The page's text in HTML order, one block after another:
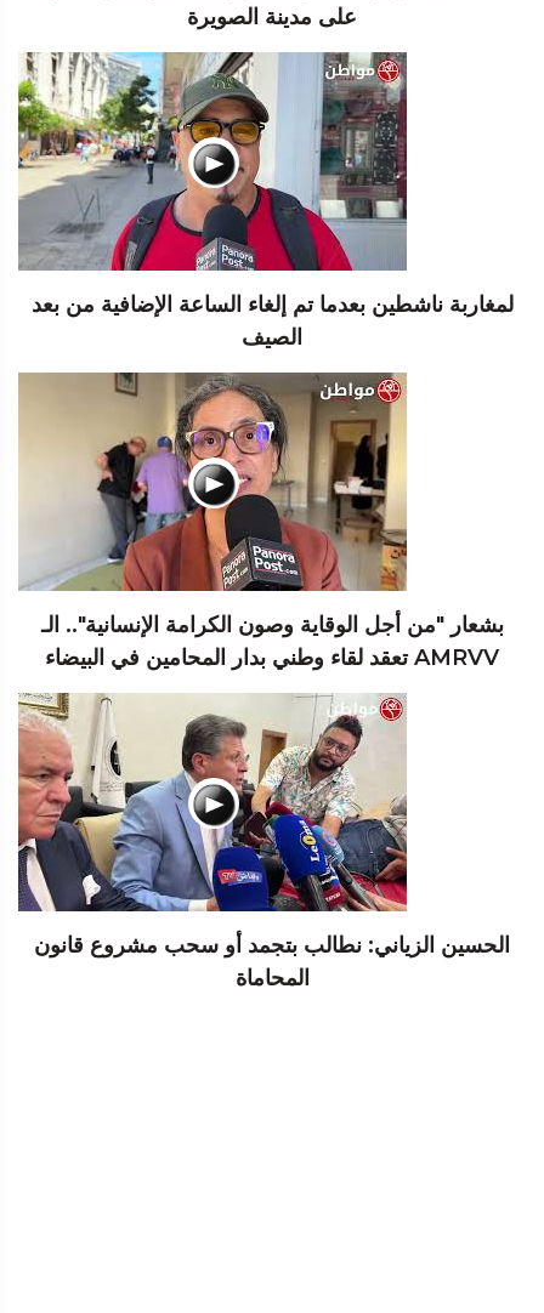
على مدينة الصويرة
لمغاربة ناشطين بعدما تم إلغاء الساعة الإضافية من بعد
الصيف
بشعار "من أجل الوقاية وصون الكرامة الإنسانية".. الـ
AMRVV تعقد لقاء وطني بدار المحامين في البيضاء
الحسين الزياني: نطالب بتجمد أو سحب مشروع قانون
المحاماة